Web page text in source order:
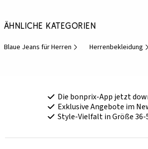
Ähnliche Kategorien
Blaue Jeans für Herren Herrenbekleidung
Die bonprix-App jetzt
Exklusive Angebote im
Style-Vielfalt in Größe 36-